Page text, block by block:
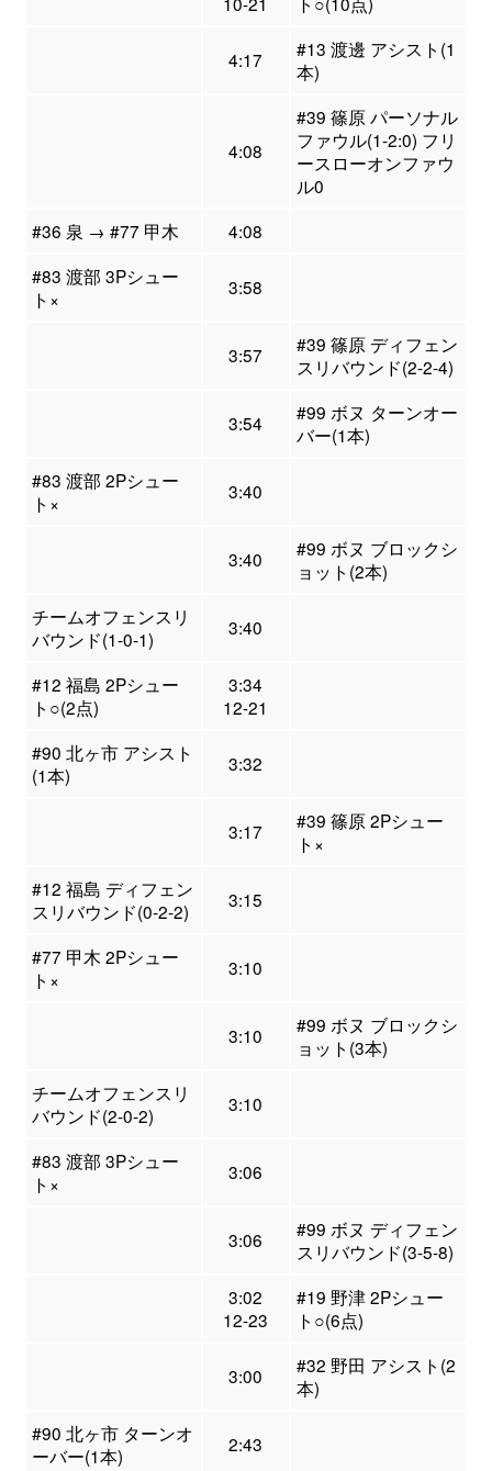
4:17
#13 渡邊 アシスト(1
本)
4:08
#39 篠原 パーソナル
ファウル(1-2:0) フリ
ースローオンファウ
ル0
#36 泉 → #77 甲木
4:08
#83 渡部 3Pシュー
ト×
3:58
3:57
#39 篠原 ディフェン
スリバウンド(2-2-4)
3:54
#99 ボヌ ターンオー
バー(1本)
#83 渡部 2Pシュー
ト×
3:40
3:40
#99 ボヌ ブロックシ
ョット(2本)
チームオフェンスリ
バウンド(1-0-1)
3:40
#12 福島 2Pシュー
ト○(2点)
3:34
12-21
#90 北ヶ市 アシスト
(1本)
3:32
3:17
#39 篠原 2Pシュー
ト×
#12 福島 ディフェン
スリバウンド(0-2-2)
3:15
#77 甲木 2Pシュー
ト×
3:10
3:10
#99 ボヌ ブロックシ
ョット(3本)
チームオフェンスリ
バウンド(2-0-2)
3:10
#83 渡部 3Pシュー
ト×
3:06
3:06
#99 ボヌ ディフェン
スリバウンド(3-5-8)
3:02
12-23
#19 野津 2Pシュー
ト○(6点)
3:00
#32 野田 アシスト(2
本)
#90 北ヶ市 ターンオ
ーバー(1本)
2:43